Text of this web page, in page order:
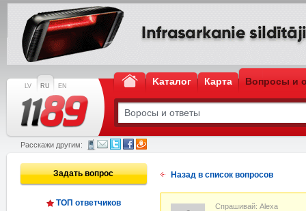
LV RU EN Kаталог Карта Вопросы и
Расскажи другим:
Задать вопрос
ТОП ответчиков
Назад в список вопросов
Спрашивай: Alexa